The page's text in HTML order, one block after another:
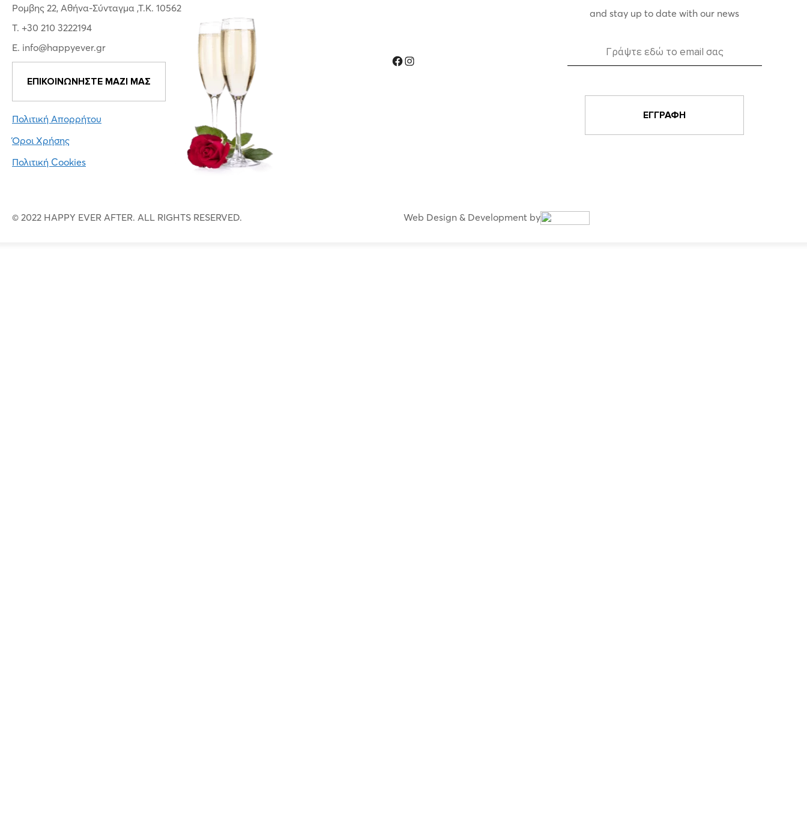
Ρομβης 22, Αθήνα-Σύνταγμα ,Τ.Κ. 10562
T. +30 210 3222194
E. info@happyever.gr
ΕΠΙΚΟΙΝΩΝΗΣΤΕ ΜΑΖΙ ΜΑΣ
Πολιτική Απορρήτου
Όροι Χρήσης
Πολιτική Cookies
Facebook
Instagram
and stay up to date with our news
© 2022 HAPPY EVER AFTER. ALL RIGHTS RESERVED. Web Design & Development by